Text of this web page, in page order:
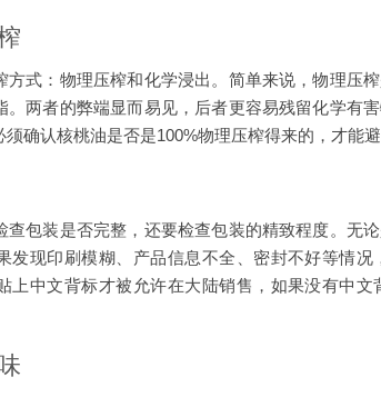
方式：物理压榨和化学浸出。简单来说，物理压
两者的弊端显而易见，后者更容易残留化学有
确认核桃油是否是100%物理压榨得来的，才能
查包装是否完整，还要检查包装的精致程度。无
发现印刷模糊、产品信息不全、密封不好等情
上中文背标才被允许在大陆销售，如果没有中